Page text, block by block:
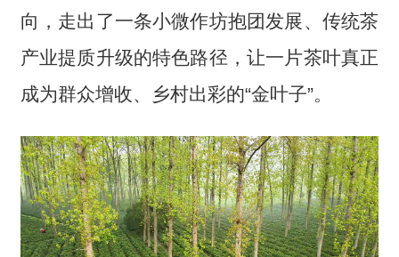
向，走出了一条小微作坊抱团发展、传统茶
产业提质升级的特色路径，让一片茶叶真正
成为群众增收、乡村出彩的“金叶子”。